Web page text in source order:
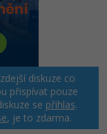
diskuze co
přispívat pouze
se přihlas.
, je to zdarma.